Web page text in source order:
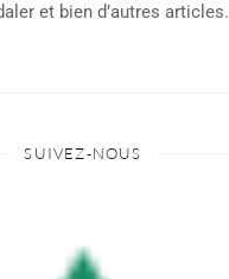
et bien d’autres articles.
SUIVEZ-NOUS